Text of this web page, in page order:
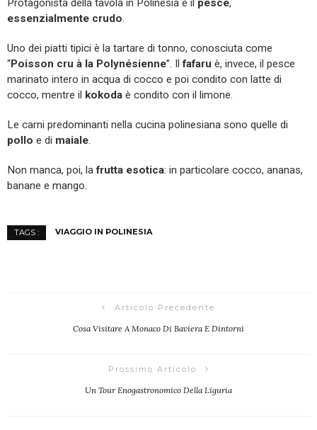
Protagonista della tavola in Polinesia è il pesce,
essenzialmente crudo.
Uno dei piatti tipici è la tartare di tonno, conosciuta come
“Poisson cru à la Polynésienne”. Ilfafaru è, invece, il pesce
marinato intero in acqua di cocco e poi condito con latte di
cocco, mentre il
kokoda è condito con il limone.
Le carni predominanti nella cucina polinesiana sono quelle di
pollo e di maiale.
Non manca, poi, lafrutta esotica: in particolare cocco, ananas,
banane e mango.
TAGS : VIAGGIO IN POLINESIA
Articolo Precedente
Cosa Visitare A Monaco Di Baviera E Dintorni
Prossimo Articolo
Un Tour Enogastronomico Della Liguria